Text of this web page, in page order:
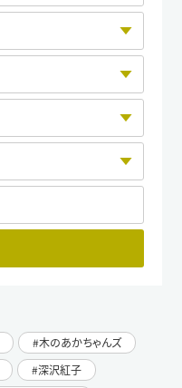
木のあかちゃんズ
深沢紅子